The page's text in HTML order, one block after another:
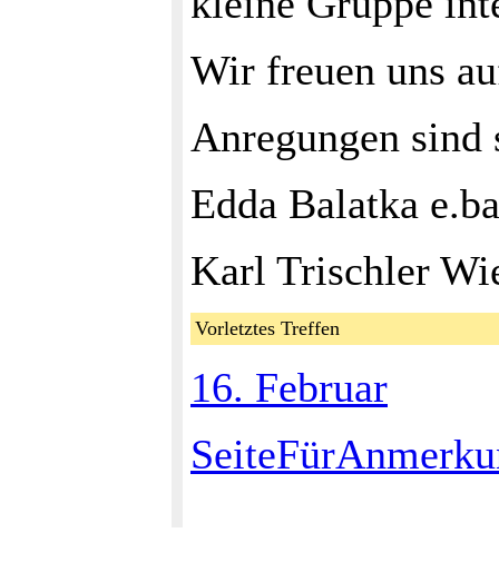
Wir freuen uns
Anregungen
Edda Balatka
Karl Trischler
Vorletztes Treffen
16. Februar